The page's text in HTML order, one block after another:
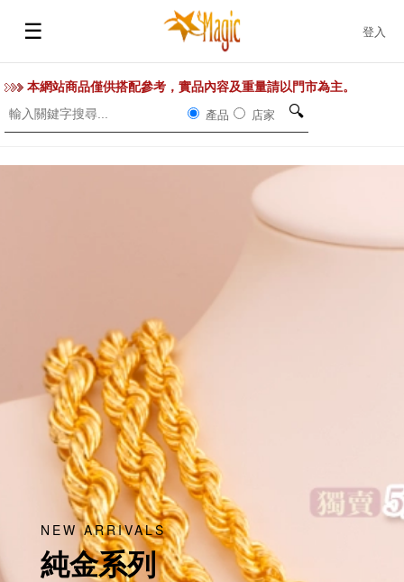
☰ 登入
本網站商品僅供搭配參考，實品內容及重量請以門市為主。
產品 店家 🔍
NEW ARRIVALS
純金系列